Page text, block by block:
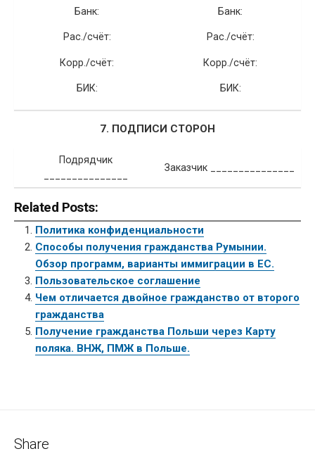
Банк:
Рас./счёт:
Корр./счёт:
БИК:
Банк:
Рас./счёт:
Корр./счёт:
БИК:
7. ПОДПИСИ СТОРОН
Подрядчик
Заказчик _______________
Related Posts:
Политика конфиденциальности
Способы получения гражданства Румынии.
Обзор программ, варианты иммиграции в ЕС.
Пользовательское соглашение
Чем отличается двойное гражданство от второго
гражданства
Получение гражданства Польши через Карту
поляка. ВНЖ, ПМЖ в Польше.
Share